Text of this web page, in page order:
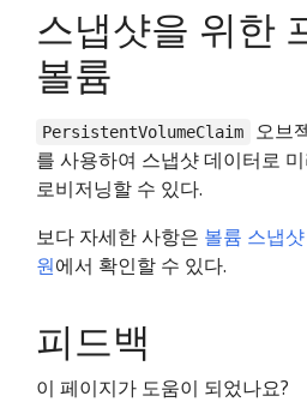
스냅샷을 위한
볼륨
PersistentVolumeClaim 오브
를 사용하여 스냅샷 데이터로
로비저닝할 수 있다.
보다 자세한 사항은 볼륨 스냅
원에서 확인할 수 있다.
피드백
이 페이지가 도움이 되었나요?